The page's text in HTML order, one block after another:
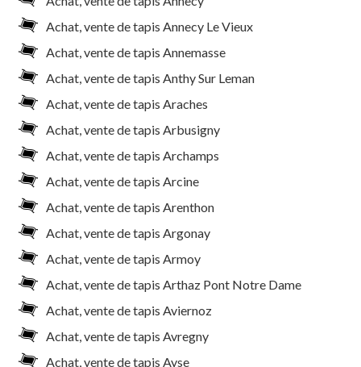
Achat, vente de tapis Annecy Le Vieux
Achat, vente de tapis Annemasse
Achat, vente de tapis Anthy Sur Leman
Achat, vente de tapis Araches
Achat, vente de tapis Arbusigny
Achat, vente de tapis Archamps
Achat, vente de tapis Arcine
Achat, vente de tapis Arenthon
Achat, vente de tapis Argonay
Achat, vente de tapis Armoy
Achat, vente de tapis Arthaz Pont Notre Dame
Achat, vente de tapis Aviernoz
Achat, vente de tapis Avregny
Achat, vente de tapis Ayse